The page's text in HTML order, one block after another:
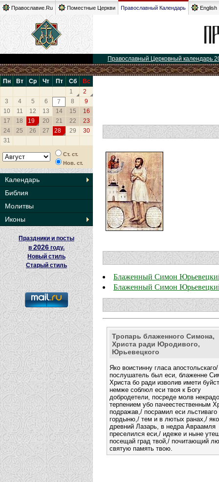
Православие.Ru Поместные Церкви Православный Календарь English
Православный Церковный календарь
Пн Вт Ср Чт Пт Сб
Вс
1
2
3
4 5 6 7 8
9
10
11 12 13 14 15
16
17
18 19 20 21 22
23
24
25 26 27 28 29
30
31
Ст. ст.
Нов. ст.
Календарь
Библия
Молитвы
Иконы
Праздники и посты
в2026 году.
Новый стиль
Старый стиль
Блаженный Симон
Блаженный Симон
Тропарь блаженного Симона,
Христа ради Юродивого,
Юрьевецкого
Яко воистинну гласа апостольскаго/
послушатель был еси, блаженне
Христа бо ради изволив имети
немже соблюл еси твоя к Богу
добродетели, посреде молв
терпением убо пачеестественным
подражав,/ посрамил еси
гордыню,/ тем и в лютых ранах,/
древний Лазарь, в недра Авраамля
преселился еси,/ идеже и ныне
посещай град твой,/ почитающий
святую память твою.